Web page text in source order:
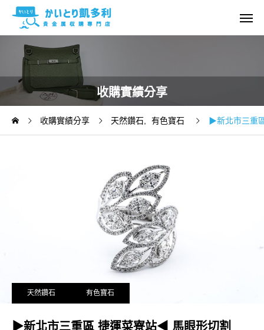
收購實績分享
收購實績分享 天然鑽石 有色寶石 ▶新北市三重
天然鑽石 有色寶石
▶新北市三重區 捷運菜寮站◀ 馬眼形切割